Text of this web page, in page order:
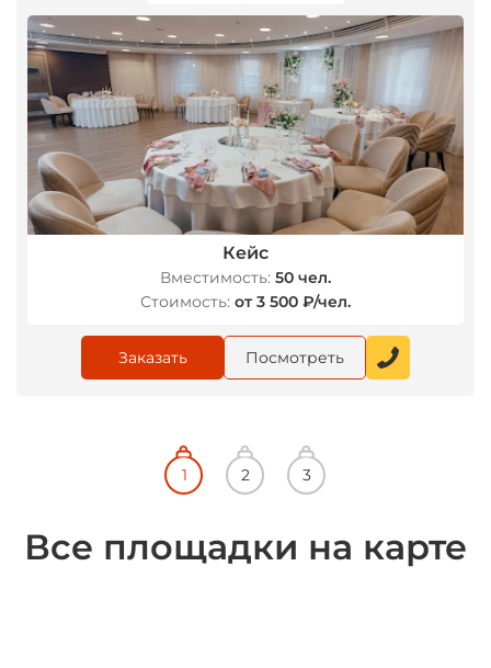
Кейс
Вместимость: 50 чел.
Стоимость: от 3 500 ₽/чел.
Заказать Посмотреть
Все площадки на карте